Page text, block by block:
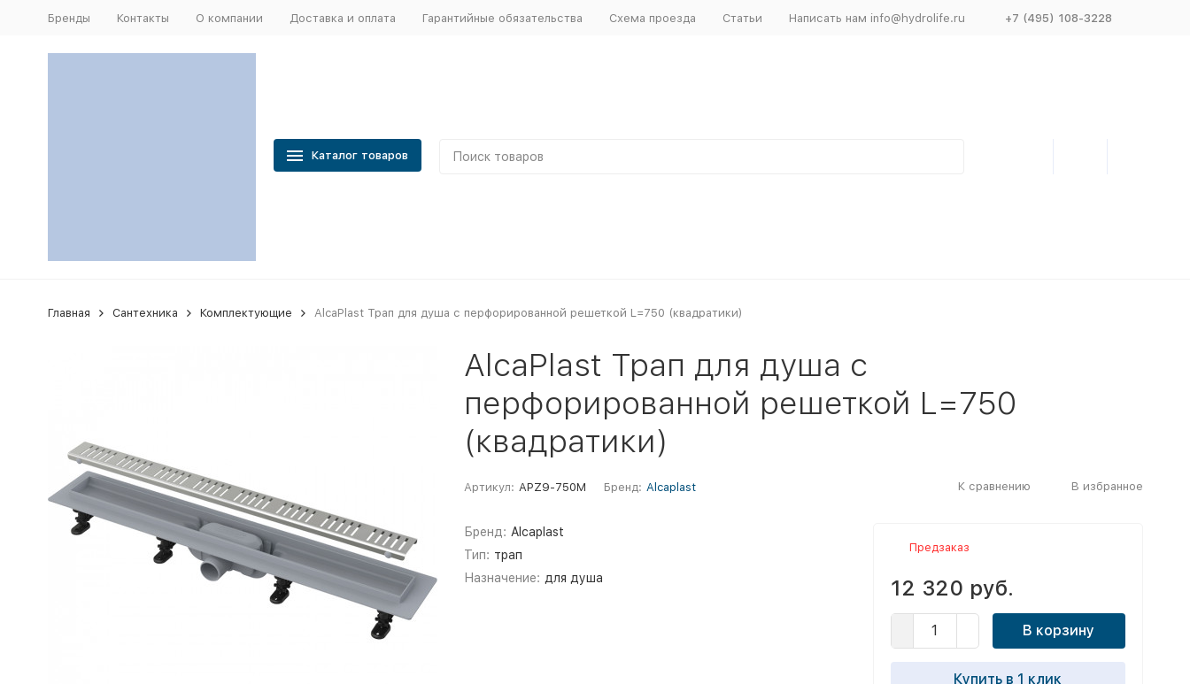
Бренды Контакты О компании Доставка и оплата Гарантийные обязательства Схема проезда Статьи Написать нам info@hydrolife.ru +7 (495) 108-3228
Каталог товаров
Главная Сантехника Комплектующие AlcaPlast Трап для душа с перфорированной решеткой L=750 (квадратики)
AlcaPlast Трап для душа с
перфорированной решеткой L=750
(квадратики)
Артикул: APZ9-750M Бренд: Alcaplast К сравнению В избранное
Бренд: Alcaplast
Тип: трап
Назначение: для душа
Предзаказ
12 320 руб.
В корзину
Купить в 1 клик